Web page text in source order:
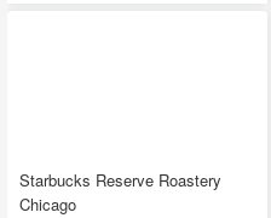
Starbucks Reserve Roastery
Chicago